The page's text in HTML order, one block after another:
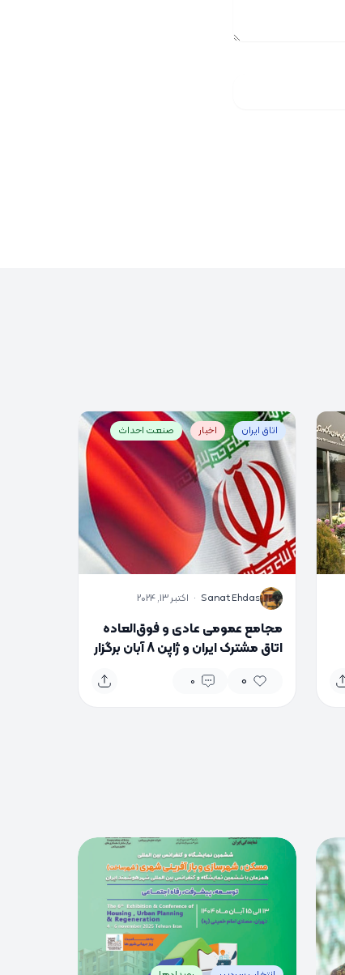
اتاق ایران اخبار صنعت احداث
S
Sanat Ehdas
· اکتبر 13, 2024
مجامع عمومی عادی و فوق‌العاده
اتاق مشترک ایران و ژاپن 8 آبان برگزار
0
0
0
0